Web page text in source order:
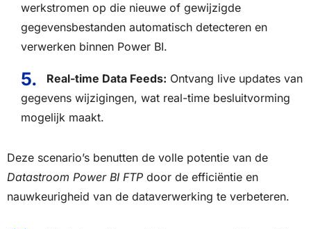
werkstromen op die nieuwe of gewijzigde
gegevensbestanden automatisch detecteren en
verwerken binnen Power BI.
Real-time Data Feeds: Ontvang live updates van
gegevens wijzigingen, wat real-time besluitvorming
mogelijk maakt.
Deze scenario’s benutten de volle potentie van de
Datastroom Power BI FTP door de efficiëntie en
nauwkeurigheid van de dataverwerking te verbeteren.